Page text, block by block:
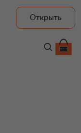
Открыть
10 900 ₽